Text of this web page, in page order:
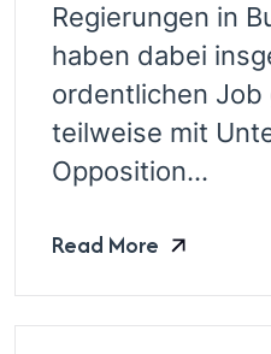
Regierungen in
haben dabei
ordentlichen Job
teilweise mit
Opposition...
Read More